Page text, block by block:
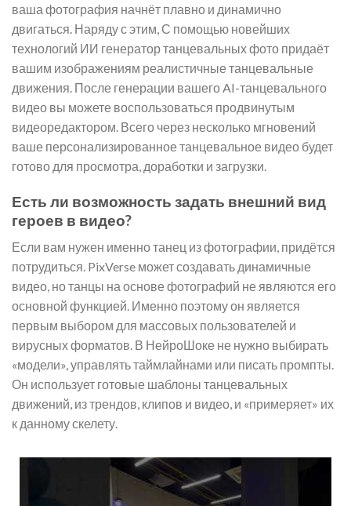
ваша фотография начнёт плавно и динамично
двигаться. Наряду с этим, С помощью новейших
технологий ИИ генератор танцевальных фото придаёт
вашим изображениям реалистичные танцевальные
движения. После генерации вашего AI-танцевального
видео вы можете воспользоваться продвинутым
видеоредактором. Всего через несколько мгновений
ваше персонализированное танцевальное видео будет
готово для просмотра, доработки и загрузки.
Есть ли возможность задать внешний вид
героев в видео?
Если вам нужен именно танец из фотографии, придётся
потрудиться. PixVerse может создавать динамичные
видео, но танцы на основе фотографий не являются его
основной функцией. Именно поэтому он является
первым выбором для массовых пользователей и
вирусных форматов. В НейроШоке не нужно выбирать
«модели», управлять таймлайнами или писать промпты.
Он использует готовые шаблоны танцевальных
движений, из трендов, клипов и видео, и «примеряет» их
к данному скелету.